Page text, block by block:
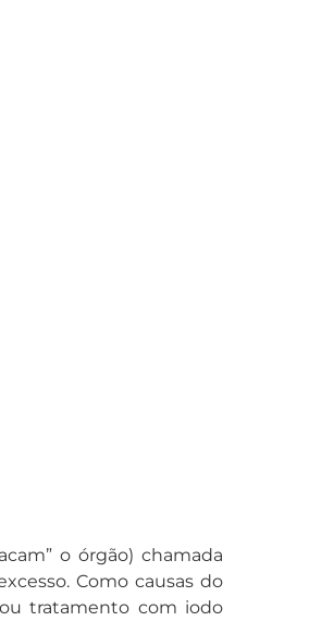
o órgão) chamada
Como causas do
tratamento com iodo